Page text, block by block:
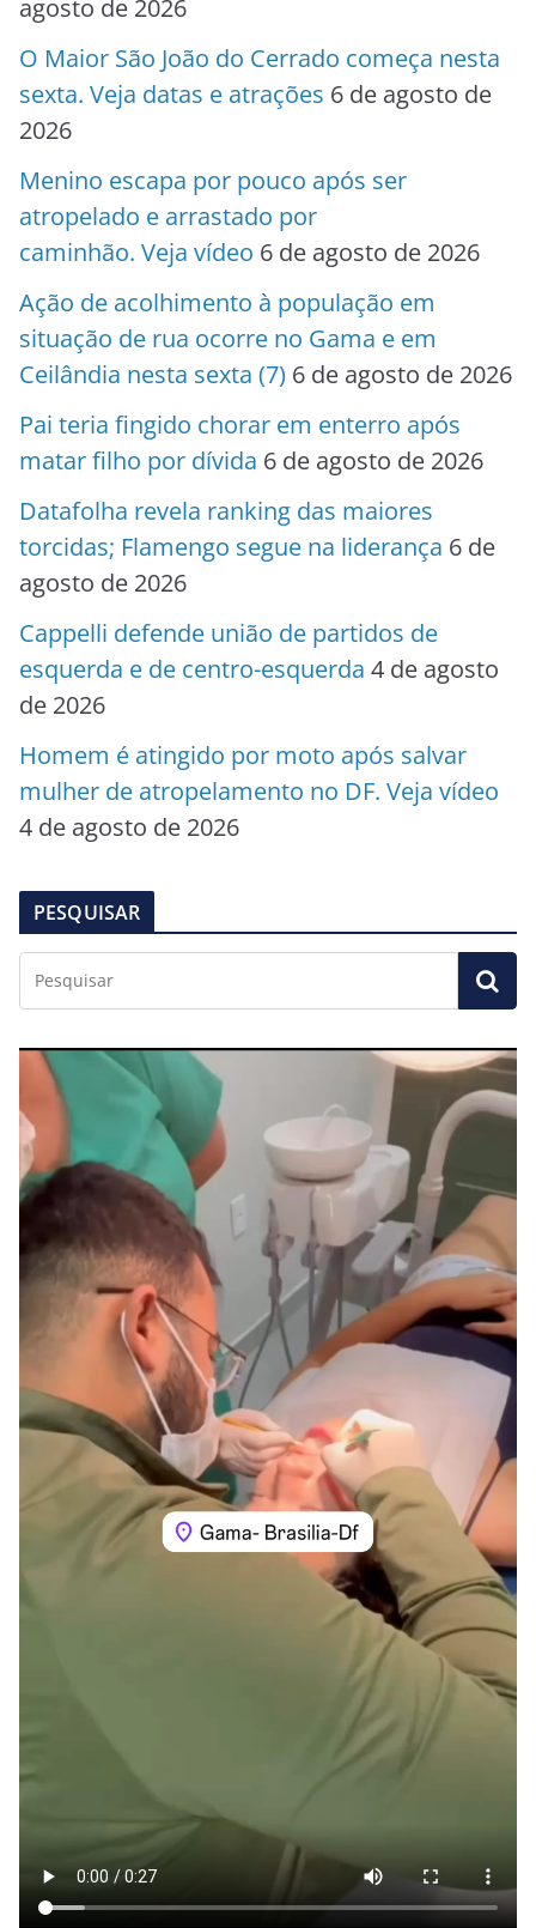
agosto de 2026
O Maior São João do Cerrado começa nesta
sexta. Veja datas e atrações 6 de agosto de
2026
Menino escapa por pouco após ser
atropelado e arrastado por
caminhão. Veja vídeo 6 de agosto de 2026
Ação de acolhimento à população em
situação de rua ocorre no Gama e em
Ceilândia nesta sexta (7) 6 de agosto de 2026
Pai teria fingido chorar em enterro após
matar filho por dívida 6 de agosto de 2026
Datafolha revela ranking das maiores
torcidas; Flamengo segue na liderança 6 de
agosto de 2026
Cappelli defende união de partidos de
esquerda e de centro-esquerda 4 de agosto
de 2026
Homem é atingido por moto após salvar
mulher de atropelamento no DF. Veja vídeo
4 de agosto de 2026
PESQUISAR